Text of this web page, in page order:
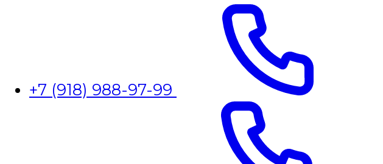
+7 (918) 988-97-99